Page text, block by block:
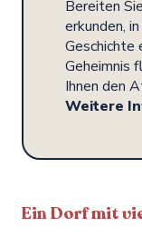
Bereiten
erkunden,
Geschichte
Geheimnis
Ihnen den
Weitere
Ein Dorf mit